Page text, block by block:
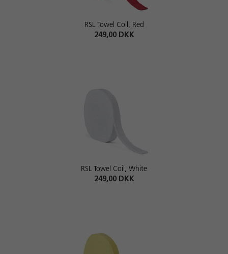
RSL Towel Coil, Red
249,00 DKK
RSL Towel Coil, White
249,00 DKK